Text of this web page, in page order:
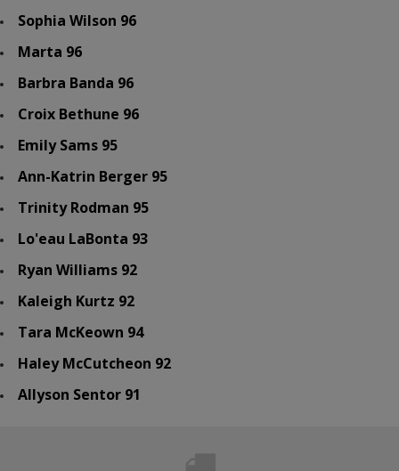
Sophia Wilson 96
Marta 96
Barbra Banda 96
Croix Bethune 96
Emily Sams 95
Ann-Katrin Berger 95
Trinity Rodman 95
Lo'eau LaBonta 93
Ryan Williams 92
Kaleigh Kurtz 92
Tara McKeown 94
Haley McCutcheon 92
Allyson Sentor 91